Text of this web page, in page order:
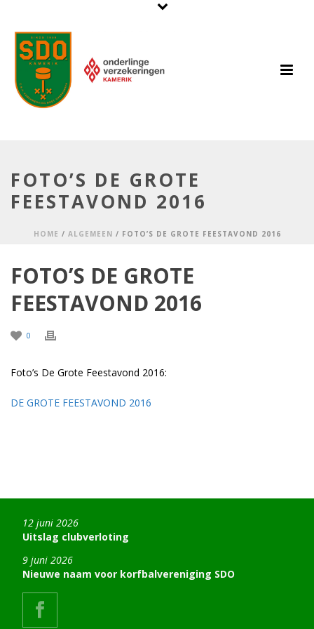
FOTO’S DE GROTE
FEESTAVOND 2016
HOME / ALGEMEEN / FOTO’S DE GROTE FEESTAVOND 2016
FOTO’S DE GROTE
FEESTAVOND 2016
0
Foto’s De Grote Feestavond 2016:
DE GROTE FEESTAVOND 2016
Uitslag clubverloting
12 juni 2026
Nieuwe naam voor korfbalvereniging SDO
9 juni 2026